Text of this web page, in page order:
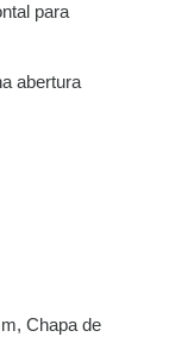
772,30para
abertura
Chapa de